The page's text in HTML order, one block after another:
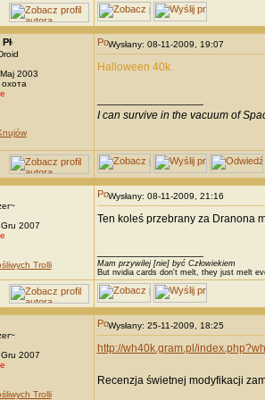
Maj 2003
Wysłany: 08-11-2009, 19:07
Halloween 40k.
I can survive in the vacuum of
Gru 2007
Trolli
Wysłany: 08-11-2009, 21:16
Ten koleś przebrany za Dranona
Mam przywilej [nie] być Człowiekiem
But nvidia cards don't melt, they just melt
Gru 2007
Trolli
Wysłany: 25-11-2009, 18:25
http://wh40k.gram.pl/
Recenzja świetnej modyfikacji